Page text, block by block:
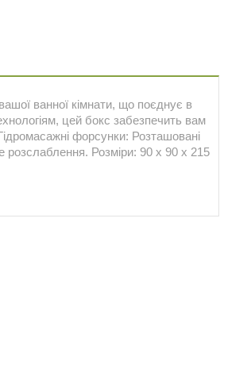
ванної кімнати, що поєднує в
цей бокс забезпечить вам
форсунки: Розташовані
розслаблення. Розміри: 90 х 90 х 215